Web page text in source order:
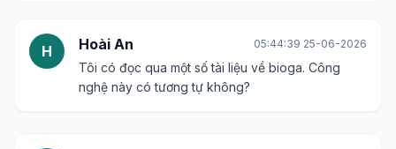
H Hoài An 05:44:39 25-06-2026
Tôi có đọc qua một số tài liệu về bioga. Công
nghệ này có tương tự không?